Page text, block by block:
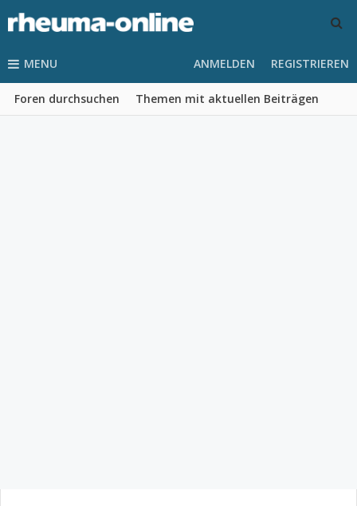
MENU
Foren durchsuchen Themen mit aktuellen Beiträgen
ANMELDEN REGISTRIEREN